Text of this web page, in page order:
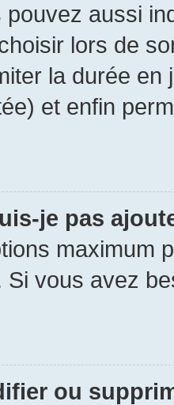
aussi
lors de
la durée
et enfin
je pas
maximum
Si vous avez
ou